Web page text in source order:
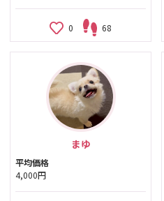
0 68
まゆ
平均価格
4,000円